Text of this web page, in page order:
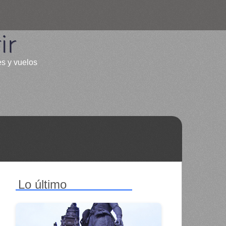
y vuelos
Lo último